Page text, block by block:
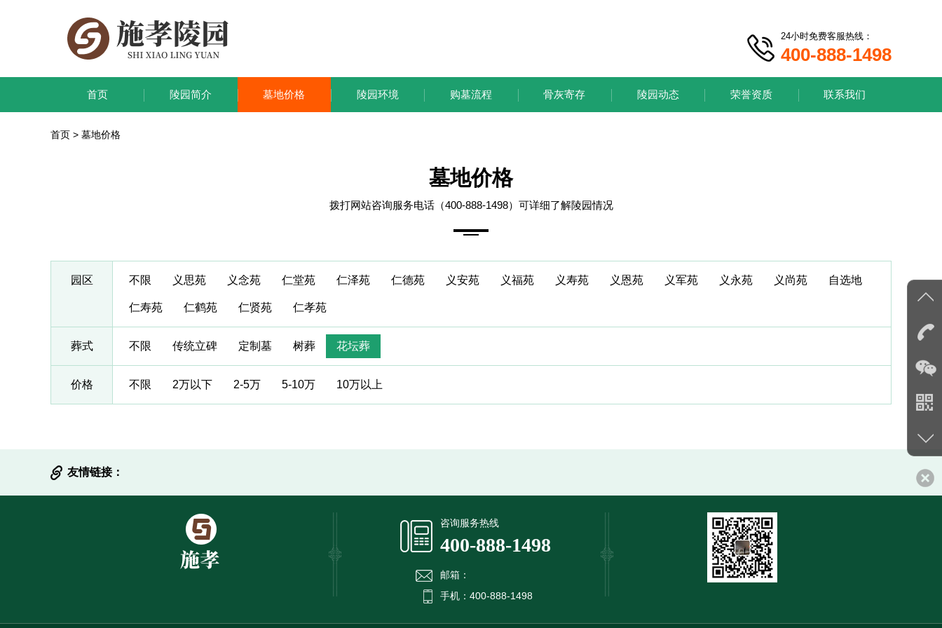
24小时免费客服热线：
400-888-1498
首页 陵园简介 墓地价格 陵园环境 购墓流程 骨灰寄存 陵园动态 荣誉资质 联系我们
首页 > 墓地价格
墓地价格
拨打网站咨询服务电话（400-888-1498）可详细了解陵园情况
园区 不限 义思苑 义念苑 仁堂苑 仁泽苑 仁德苑 义安苑 义福苑 义寿苑 义恩苑 义军苑 义永苑 义尚苑 自选地
仁寿苑 仁鹤苑 仁贤苑 仁孝苑
葬式 不限 传统立碑 定制墓 树葬 花坛葬
价格 不限 2万以下 2-5万 5-10万 10万以上
友情链接：
咨询服务热线
400-888-1498
邮箱：
手机：400-888-1498
提交信息